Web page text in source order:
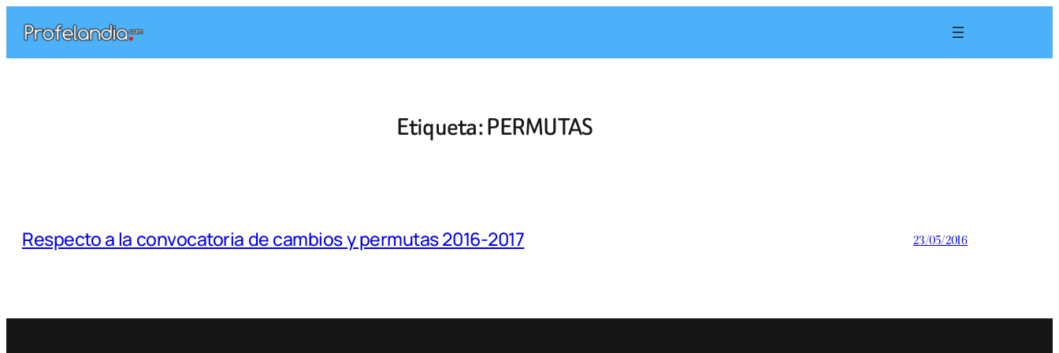
contenido
Etiqueta:PERMUTAS
Respecto a la convocatoria de cambios y permutas 2016-2017 23/05/2016